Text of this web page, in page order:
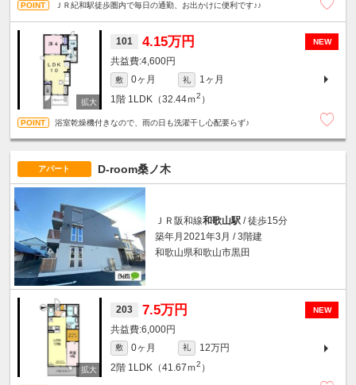
ＪＲ紀和駅徒歩圏内で毎日の通勤、お出かけに便利です♪♪
NEW
101 4.15万円
4,600円
敷 0ヶ月 礼
1ヶ月
1階 1LDK（32.44ｍ2 ）
浴室乾燥機付きなので、雨の日も洗濯干し心配要らず♪
アパート D-room桑ノ木
ＪＲ阪和線和歌山駅 / 徒歩15分
築年月2021年3月 / 3階建
和歌山県和歌山市黒田
NEW
203 7.5万円
6,000円
敷 0ヶ月 礼
12万円
2階 1LDK（41.67ｍ2 ）